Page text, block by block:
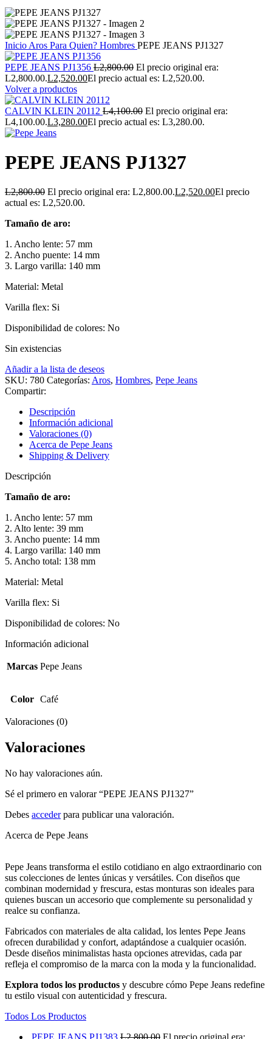
Inicio Aros Para Quien? Hombres PEPE JEANS PJ1327
PEPE JEANS PJ1356 L2,800.00 El precio original era:
L2,800.00.L2,520.00El precio actual es: L2,520.00.
Volver a productos
CALVIN KLEIN 20112 L4,100.00 El precio original era:
L4,100.00.L3,280.00El precio actual es: L3,280.00.
PEPE JEANS PJ1327
L2,800.00 El precio original era: L2,800.00.L2,520.00El precio
actual es: L2,520.00.
Tamaño de aro:
1. Ancho lente: 57 mm
2. Ancho puente: 14 mm
3. Largo varilla: 140 mm
Material: Metal
Varilla flex: Si
Disponibilidad de colores: No
Sin existencias
Añadir a la lista de deseos
SKU: 780 Categorías: Aros, Hombres, Pepe Jeans
Compartir:
Descripción
Información adicional
Valoraciones (0)
Acerca de Pepe Jeans
Shipping & Delivery
Descripción
Tamaño de aro:
1. Ancho lente: 57 mm
2. Alto lente: 39 mm
3. Ancho puente: 14 mm
4. Largo varilla: 140 mm
5. Ancho total: 138 mm
Material: Metal
Varilla flex: Si
Disponibilidad de colores: No
Información adicional
Marcas Pepe Jeans
Color Café
Valoraciones (0)
Valoraciones
No hay valoraciones aún.
Sé el primero en valorar “PEPE JEANS PJ1327”
Debes accederpara publicar una valoración.
Acerca de Pepe Jeans
Pepe Jeans transforma el estilo cotidiano en algo extraordinario con
sus colecciones de lentes únicas y versátiles. Con diseños que
combinan modernidad y frescura, estas monturas son ideales para
quienes buscan un accesorio que complemente su personalidad y
realce su confianza.
Fabricados con materiales de alta calidad, los lentes Pepe Jeans
ofrecen durabilidad y confort, adaptándose a cualquier ocasión.
Desde diseños minimalistas hasta opciones atrevidas, cada par
refleja el compromiso de la marca con la moda y la funcionalidad.
Explora todos los productos y descubre cómo Pepe Jeans redefine
tu estilo visual con autenticidad y frescura.
Todos Los Productos